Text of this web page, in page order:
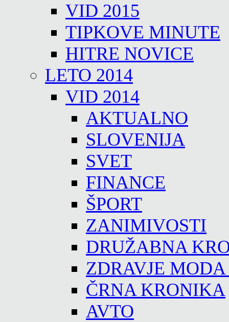
VID 2015
TIPKOVE MINUTE
HITRE NOVICE
LETO 2014
VID 2014
AKTUALNO
SLOVENIJA
SVET
FINANCE
ŠPORT
ZANIMIVOSTI
DRUŽABNA
ZDRAVJE
ČRNA KRONIKA
AVTO